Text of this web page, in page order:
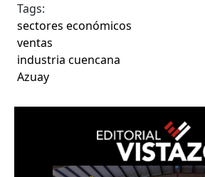
Tags:
sectores económicos
ventas
industria cuencana
Azuay